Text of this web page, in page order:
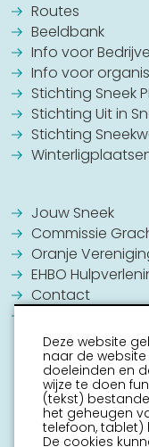
Routes
Beeldbank
Info voor
Info voor
Stichting Sneek
Stichting Uit in
Stichting
Jouw Sneek
Commissie
Oranje
EHBO
Contact
Deze website
naar de
doeleinden en
wijze te doen
(tekst)
het geheugen
telefoon, tablet)
De cookies